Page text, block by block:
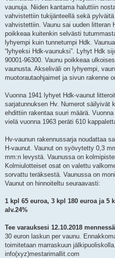
vaunuja. Niiden kantama haluttiin
vahvistettiin tukijänteellä sekä
vahvistettiin. Vaunu sai uuden litteran
poikkeaa kuitenkin selvästi
lyhyempi kuin tunnetumpi Hdk.
“lyhyeksi Hdk-vaunuksi”. Lyhyt Hdk
90001-96300. Vaunu poikkeaa
vaunusta. Akseliväli on lyhyempi,
muotorautaohjaimet ja sivun rakenne
Vuonna 1941 lyhyet Hdk-vaunut
sarjatunnuksen Hv. Numerot säilyivät
ehdittiin rakentaa suuri määrä.
vielä vuonna 1963 peräti 610
Hv-vaunun rakennussarja noudattaa
H-vaunut. Vaunut on syövytetty 0,3
mm:n levystä. Vaunussa on
Kolmiulotteiset osat on valettu
sorvattu teräksestä. Vaunussa on
Vaunut on hinnoiteltu seuraavasti:
1 kpl 65 euroa, 3 kpl 180 euroa ja 5
alv.24%
Tee varauksesi 12.10.2018
30 euron laskun per vaunu.
toimitetaan marraskuun
info(xyz)mestarimallit.com